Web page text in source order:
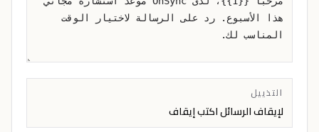
التذييل
لإيقاف الرسائل اكتب إيقاف